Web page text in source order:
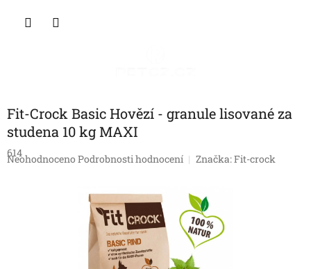
Fit-Crock Basic Hovězí - granule lisované za
studena 10 kg MAXI
614
Průměrné
Neohodnoceno Podrobnosti hodnocení Značka:Fit-crock